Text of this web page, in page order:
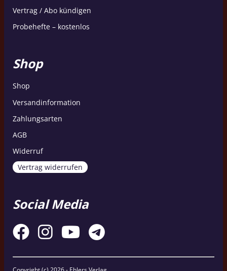
Vertrag / Abo kündigen
Probehefte – kostenlos
Shop
Shop
Versandinformation
Zahlungsarten
AGB
Widerruf
Vertrag widerrufen
Social Media